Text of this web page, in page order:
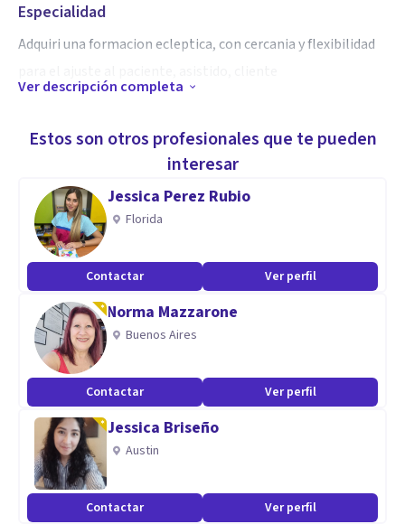
Especialidad
Adquiri una formacion ecleptica, con cercania y flexibilidad
Psicoanalisis adolescentes y adultos
Psicologia Educacional, Institucional. Psicologia Cñinica y
terapia familiar sistemica.y psicoanalitica psicologia peri
natal. Orientacion a padres
Ver descripción completa
Estos son otros profesionales que te pueden
interesar
Jessica Perez Rubio
Florida
Contactar Ver perfil
Norma Mazzarone
Buenos Aires
Contactar Ver perfil
Jessica Briseño
Austin
Contactar Ver perfil